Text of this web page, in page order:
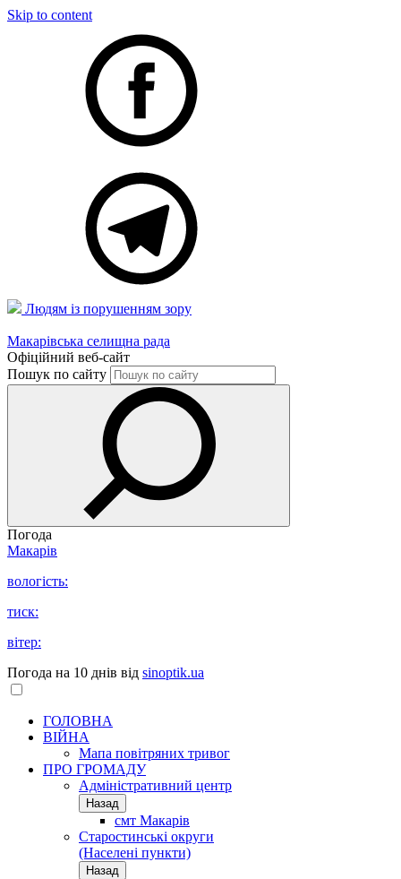
Skip to content
Людям із порушенням зору
Макарівська селищна рада
Офіційний веб-сайт
Пошук по сайту
Погода
Макарів
вологість:
тиск:
вітер:
Погода на 10 днів від sinoptik.ua
ГОЛОВНА
ВІЙНА
Мапа повітряних тривог
ПРО ГРОМАДУ
Aдміністративний центр
Назад
смт Макарів
Старостинські округи
(Населені пункти)
Назад